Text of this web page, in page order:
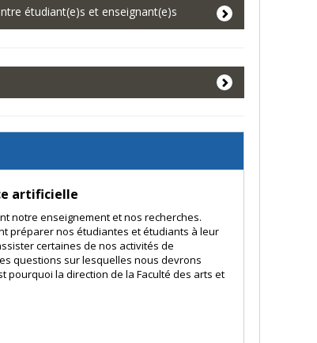
étudiant(e)s et enseignant(e)s
artificielle
notre enseignement et nos recherches.
préparer nos étudiantes et étudiants à leur
certaines de nos activités de
questions sur lesquelles nous devrons
pourquoi la direction de la Faculté des arts et